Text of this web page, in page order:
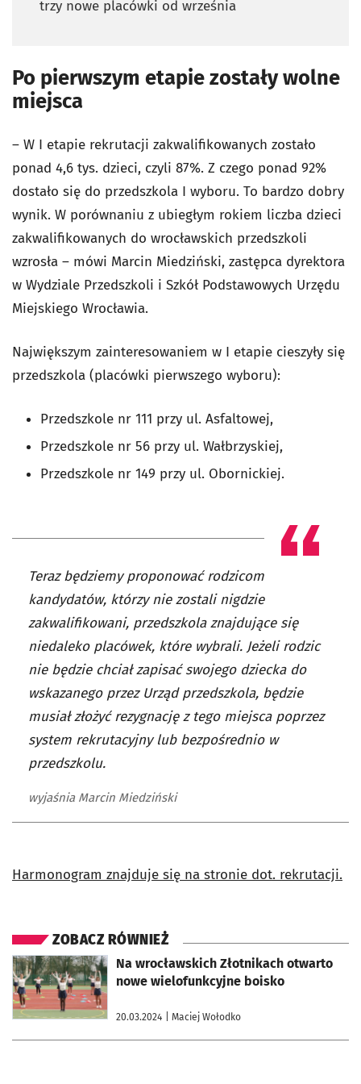
trzy nowe placówki od września
Po pierwszym etapie zostały wolne
miejsca
– W I etapie rekrutacji zakwalifikowanych zostało
ponad 4,6 tys. dzieci, czyli 87%. Z czego ponad 92%
dostało się do przedszkola I wyboru. To bardzo dobry
wynik. W porównaniu z ubiegłym rokiem liczba dzieci
zakwalifikowanych do wrocławskich przedszkoli
wzrosła – mówi Marcin Miedziński, zastępca dyrektora
w Wydziale Przedszkoli i Szkół Podstawowych Urzędu
Miejskiego Wrocławia.
Największym zainteresowaniem w I etapie cieszyły się
przedszkola (placówki pierwszego wyboru):
Przedszkole nr 111 przy ul. Asfaltowej,
Przedszkole nr 56 przy ul. Wałbrzyskiej,
Przedszkole nr 149 przy ul. Obornickiej.
Teraz będziemy proponować rodzicom
kandydatów, którzy nie zostali nigdzie
zakwalifikowani, przedszkola znajdujące się
niedaleko placówek, które wybrali. Jeżeli rodzic
nie będzie chciał zapisać swojego dziecka do
wskazanego przez Urząd przedszkola, będzie
musiał złożyć rezygnację z tego miejsca poprzez
system rekrutacyjny lub bezpośrednio w
przedszkolu.
wyjaśnia Marcin Miedziński
Harmonogram znajduje się na stronie dot. rekrutacji.
ZOBACZ RÓWNIEŻ
Na wrocławskich Złotnikach otwarto
nowe wielofunkcyjne boisko
20.03.2024 | Maciej Wołodko
otworzy się w nowej karcie